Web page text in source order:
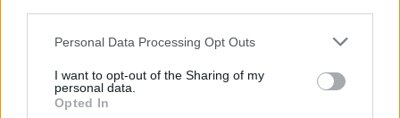
Personal Data Processing Opt Outs
I want to opt-out of the Sharing of my
personal data.
Opted In
esterni deve essere stato un valido argomento a suo
favore nel tempo. O ancora, andare con naturalezza e
velocemente in transizione da un’area all’altra del campo
mantenendo sempre una discreta lucidità, deve aver